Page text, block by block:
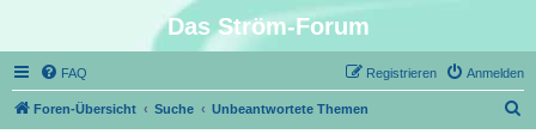
Das Ström-Forum
FAQ Anmelden
Registrieren
Foren-Übersicht Suche Unbeantwortete Themen